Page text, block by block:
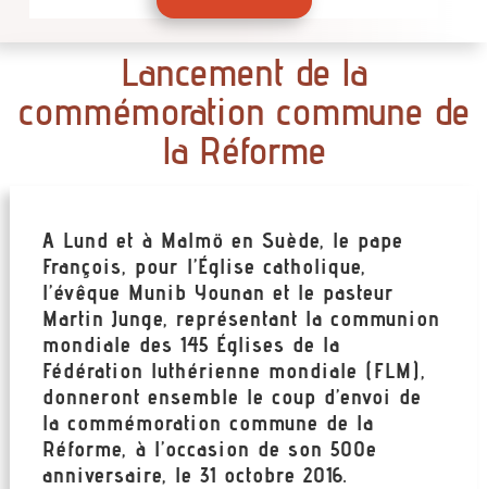
Lancement de la
commémoration commune de
la Réforme
A Lund et à Malmö en Suède, le pape
François, pour l’Église catholique,
l’évêque Munib Younan et le pasteur
Martin Junge, représentant la communion
mondiale des 145 Églises de la
Fédération luthérienne mondiale (FLM),
donneront ensemble le coup d’envoi de
la commémoration commune de la
Réforme, à l’occasion de son 500e
anniversaire, le 31 octobre 2016.